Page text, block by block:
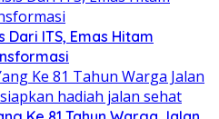
Dari ITS, Emas Hitam